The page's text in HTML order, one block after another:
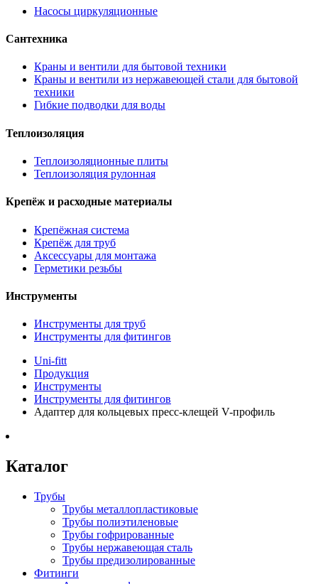
Насосы циркуляционные
Сантехника
Краны и вентили для бытовой техники
Краны и вентили из нержавеющей стали для бытовой
техники
Гибкие подводки для воды
Теплоизоляция
Теплоизоляционные плиты
Теплоизоляция рулонная
Крепёж и расходные материалы
Крепёжная система
Крепёж для труб
Аксессуары для монтажа
Герметики резьбы
Инструменты
Инструменты для труб
Инструменты для фитингов
Uni-fitt
Продукция
Инструменты
Инструменты для фитингов
Адаптер для кольцевых пресс-клещей V-профиль
Каталог
Трубы
Трубы металлопластиковые
Трубы полиэтиленовые
Трубы гофрированные
Трубы нержавеющая сталь
Трубы предизолированные
Фитинги